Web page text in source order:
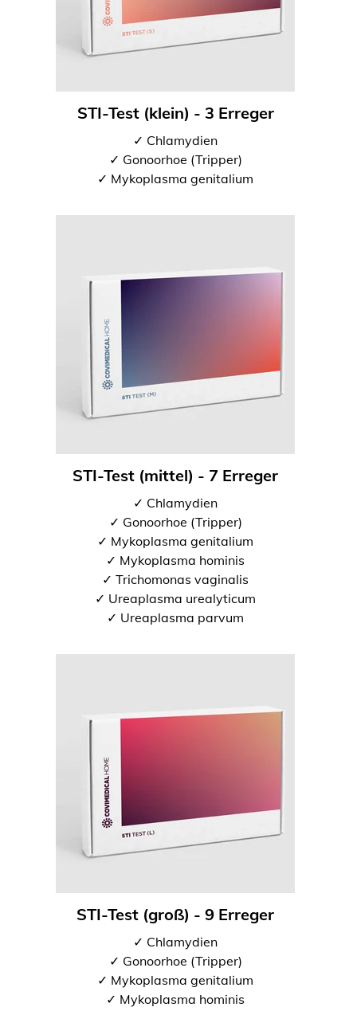
STI-Test (klein) - 3 Erreger
✓ Chlamydien
✓ Gonoorhoe (Tripper)
✓ Mykoplasma genitalium
STI-Test (mittel) - 7 Erreger
✓ Chlamydien
✓ Gonoorhoe (Tripper)
✓ Mykoplasma genitalium
✓ Mykoplasma hominis
✓ Trichomonas vaginalis
✓ Ureaplasma urealyticum
✓ Ureaplasma parvum
STI-Test (groß) - 9 Erreger
✓ Chlamydien
✓ Gonoorhoe (Tripper)
✓ Mykoplasma genitalium
✓ Mykoplasma hominis